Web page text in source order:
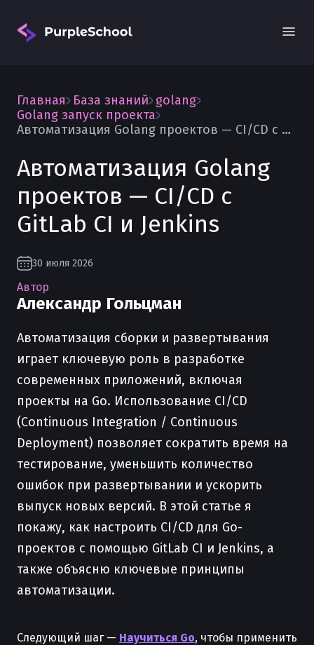
Главная База знаний golang
Golang запуск проекта
Автоматизация Golang проектов — CI/CD с GitLab CI и Jenkins
Автоматизация Golang
проектов — CI/CD с
GitLab CI и Jenkins
30 июля 2026
Автор
Александр Гольцман
Автоматизация сборки и развертывания
играет ключевую роль в разработке
современных приложений, включая
проекты на Go. Использование CI/CD
(Continuous Integration / Continuous
Deployment) позволяет сократить время на
тестирование, уменьшить количество
ошибок при развертывании и ускорить
выпуск новых версий. В этой статье я
покажу, как настроить CI/CD для Go-
проектов с помощью GitLab CI и Jenkins, а
также объясню ключевые принципы
автоматизации.
Следующий шаг — Научиться Go, чтобы применить